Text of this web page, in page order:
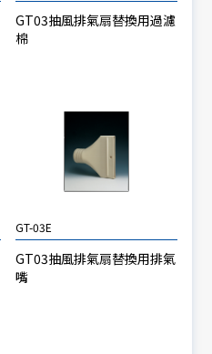
GT03抽風排氣扇替換用過濾
棉
GT-03E
GT03抽風排氣扇替換用排氣
嘴